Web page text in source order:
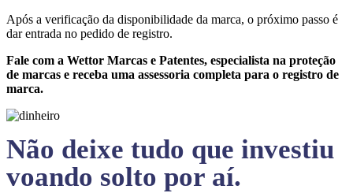
Após a verificação da disponibilidade da marca, o próximo passo é
dar entrada no pedido de registro.
Fale com a Wettor Marcas e Patentes, especialista na proteção
de marcas e receba uma assessoria completa para o registro de
marca.
Não deixe tudo que investiu
voando solto por aí.